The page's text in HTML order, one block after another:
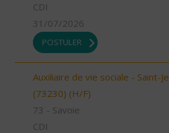
CDI
31/07/2026
POSTULER
Auxiliaire de vie sociale - Saint-
(73230) (H/F)
73 - Savoie
CDI